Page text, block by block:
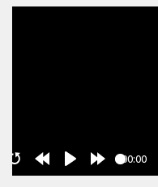
00:00